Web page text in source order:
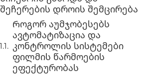
შეჩერების დროის შემცირება
Როგორ აუმჯობესებს
ავტომატიზაცია და
კონტროლის სისტემები
ფილმის წარმოების
ეფექტურობას